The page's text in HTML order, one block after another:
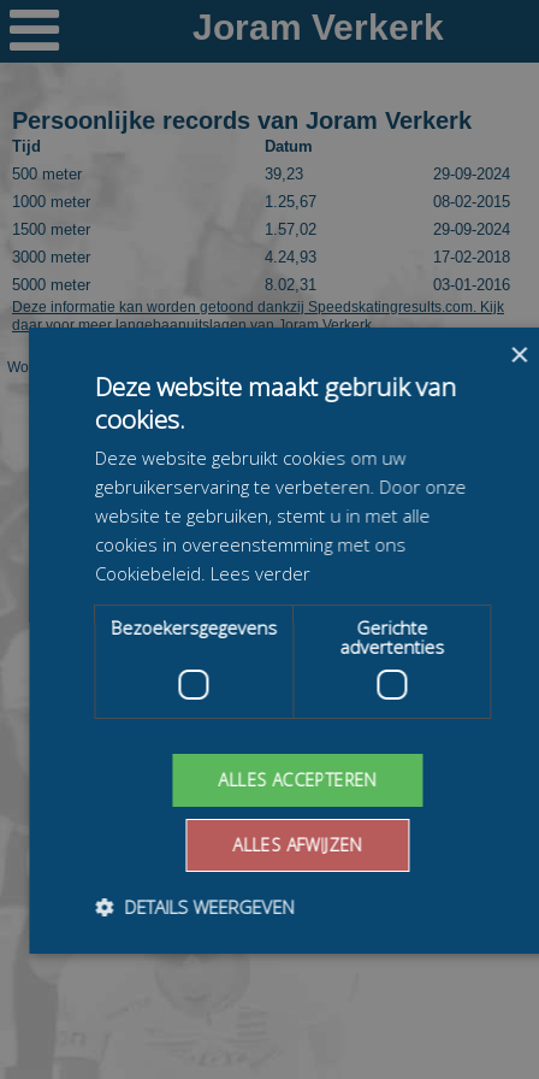

Nieuws
Ploegen
PR's
Schaatspeloton.nl
Persoonlijke records van Joram Verkerk
Tijd
Datum
500 meter
39,23
29-09-2024
1000 meter
1.25,67
08-02-2015
1500 meter
1.57,02
29-09-2024
3000 meter
4.24,93
17-02-2018
5000 meter
8.02,31 03-01-2016
Deze informatie kan worden getoond dankzij Speedskatingresults.com. Kijk
daar voor meer langebaanuitslagen van Joram Verkerk.
Worden op deze pagina niet de juiste PR's van deze rijder getoond? Laat dit dan
even weten viamail@schaatspeloton.nl .
×
Deze website maakt gebruik van
cookies.
Deze website gebruikt cookies om uw
gebruikerservaring te verbeteren. Door onze
website te gebruiken, stemt u in met alle
cookies in overeenstemming met ons
Cookiebeleid. Lees verder
Bezoekersgegevens
Gerichte
advertenties
ALLES ACCEPTEREN
ALLES AFWIJZEN
DETAILS WEERGEVEN